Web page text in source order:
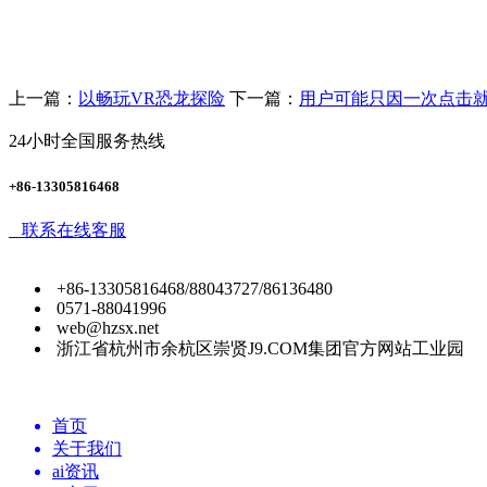
上一篇： 以畅玩VR恐龙探险 下一篇： 用户可能只因一次点击
24小时全国服务热线
+86-13305816468
联系在线客服
+86-13305816468/88043727/86136480
0571-88041996
web@hzsx.net
浙江省杭州市余杭区崇贤J9.COM集团官方网站工业园
首页
关于我们
ai资讯